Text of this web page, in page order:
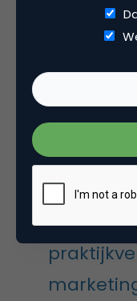
weinig online
de agrarische
mogelijkheden
toekomst in het
parels die
The